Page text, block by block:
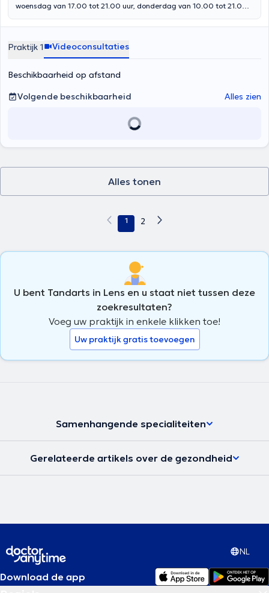
woensdag van 17.00 tot 21.00 uur, donderdag van 10.00 tot 21.00
Chaussée Reine Astrid 105 in Eigenbrakel (1420). Afgestudeerd in
Roemenië, verwelkomt zij u voor algemene tandheelkundige
consulten, tandheelkundige noodgevallen, het bleken van tanden,
radiografie en scaling.
Praktijk 1 Videoconsultaties
Beschikbaarheid op afstand
Volgende beschikbaarheid
Alles zien
Alles tonen
1 2
U bent Tandarts in Lens en u staat niet tussen deze
zoekresultaten?
Voeg uw praktijk in enkele klikken toe!
Uw praktijk gratis toevoegen
Samenhangende specialiteiten
Gerelateerde artikels over de gezondheid
NL
Download de app